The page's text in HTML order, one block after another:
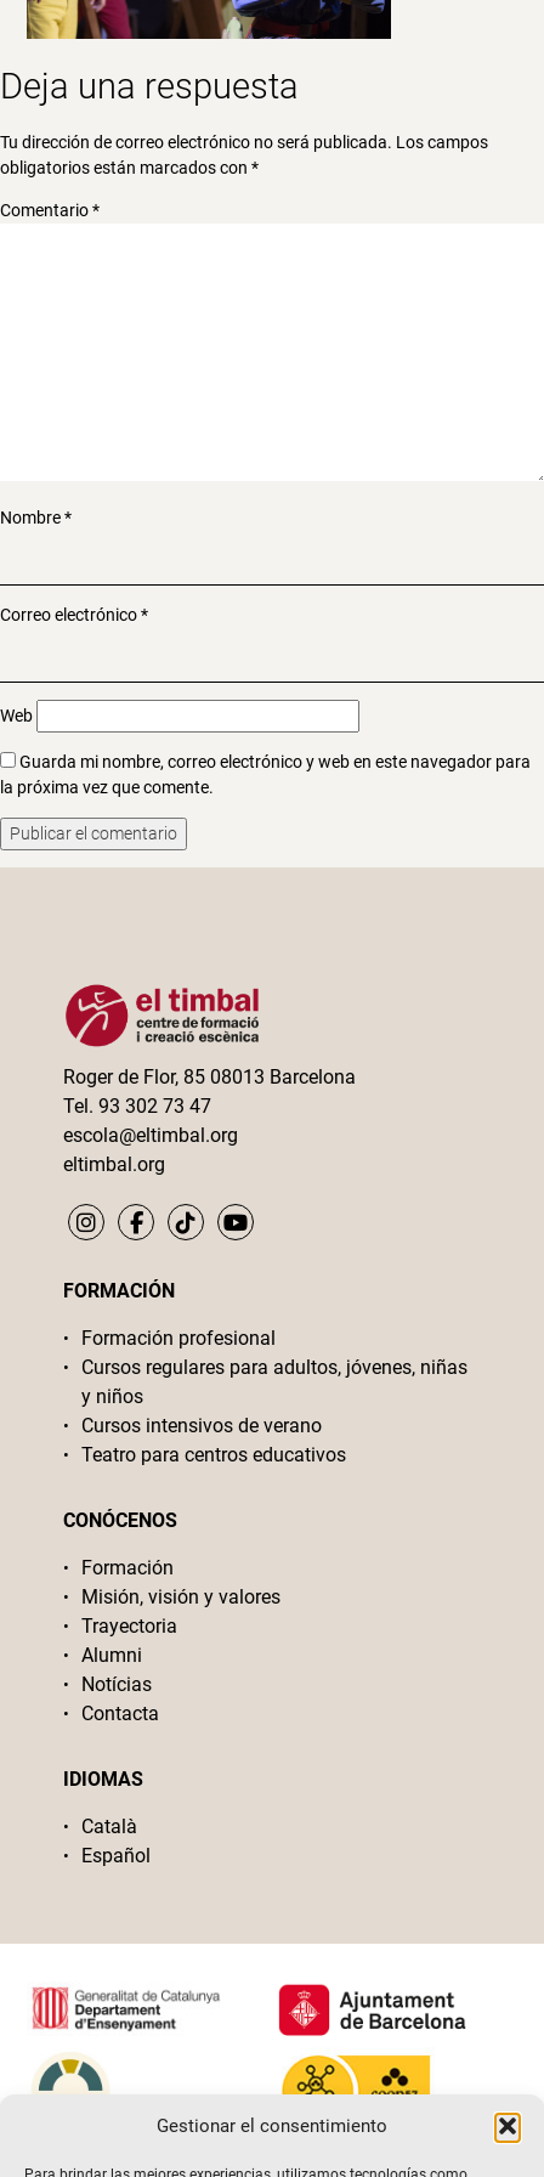
Gestionar el consentimiento
Deja una respuesta
Tu dirección de correo electrónico no será publicada. Los campos
obligatorios están marcados con *
Comentario*
Nombre*
Correo electrónico*
Web
Guarda mi nombre, correo electrónico y web en este navegador para
la próxima vez que comente.
Roger de Flor, 85 08013 Barcelona
Tel. 93 302 73 47
escola@eltimbal.org
eltimbal.org
FORMACIÓN
Formación profesional
Cursos regulares para adultos, jóvenes, niñas
y niños
Cursos intensivos de verano
Teatro para centros educativos
CONÓCENOS
Formación
Misión, visión y valores
Trayectoria
Alumni
Notícias
Contacta
IDIOMAS
Català
Español